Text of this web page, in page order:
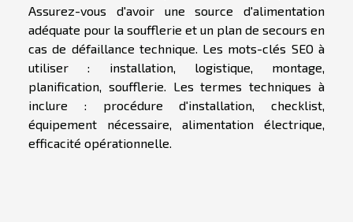
Assurez-vous d'avoir une source d'alimentation
adéquate pour la soufflerie et un plan de secours en
cas de défaillance technique. Les mots-clés SEO à
utiliser : installation, logistique, montage,
planification, soufflerie. Les termes techniques à
inclure : procédure d'installation, checklist,
équipement nécessaire, alimentation électrique,
efficacité opérationnelle.